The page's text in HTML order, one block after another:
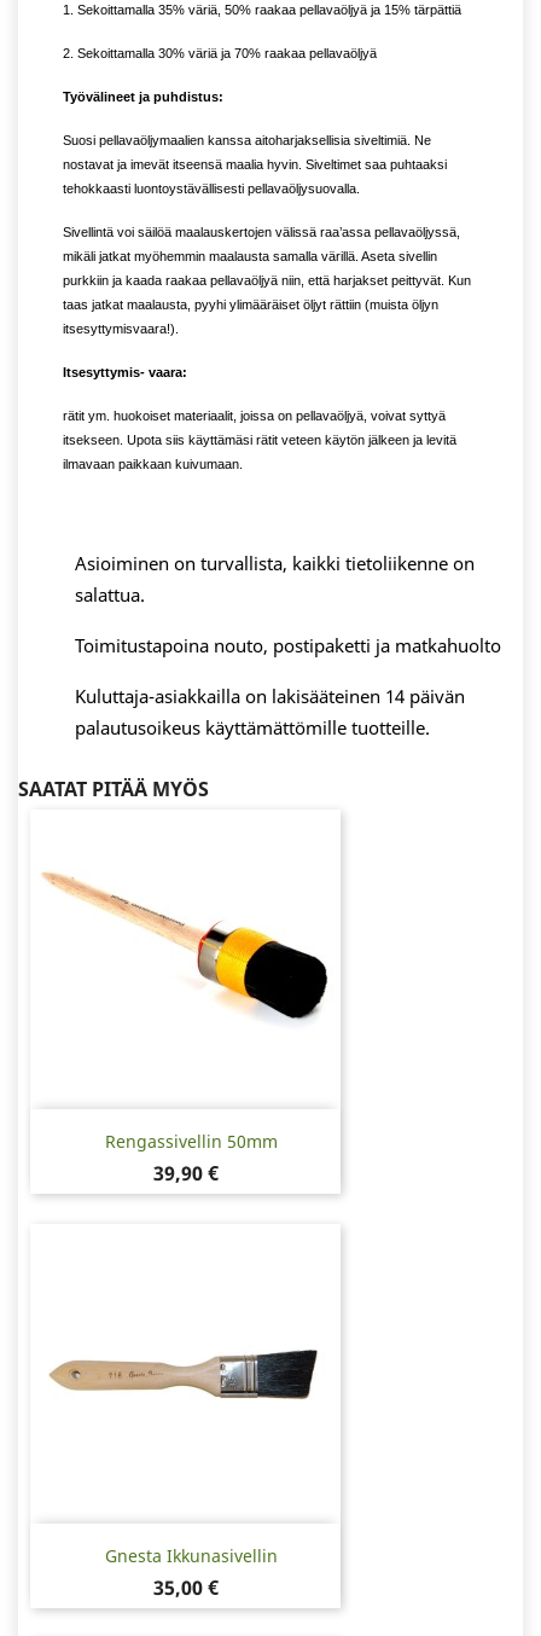
1. Sekoittamalla 35% väriä, 50% raakaa pellavaöljyä ja 15% tärpättiä
2. Sekoittamalla 30% väriä ja 70% raakaa pellavaöljyä
Työvälineet ja puhdistus:
Suosi pellavaöljymaalien kanssa aitoharjaksellisia siveltimiä. Ne
nostavat ja imevät itseensä maalia hyvin. Siveltimet saa puhtaaksi
tehokkaasti luontoystävällisesti pellavaöljysuovalla.
Sivellintä voi säilöä maalauskertojen välissä raa’assa pellavaöljyssä,
mikäli jatkat myöhemmin maalausta samalla värillä. Aseta sivellin
purkkiin ja kaada raakaa pellavaöljyä niin, että harjakset peittyvät. Kun
taas jatkat maalausta, pyyhi ylimääräiset öljyt rättiin (muista öljyn
itsesyttymisvaara!).
Itsesyttymis- vaara:
rätit ym. huokoiset materiaalit, joissa on pellavaöljyä, voivat syttyä
itsekseen. Upota siis käyttämäsi rätit veteen käytön jälkeen ja levitä
ilmavaan paikkaan kuivumaan.
Asioiminen on turvallista, kaikki tietoliikenne on
salattua.
Toimitustapoina nouto, postipaketti ja matkahuolto
Kuluttaja-asiakkailla on lakisääteinen 14 päivän
palautusoikeus käyttämättömille tuotteille.
SAATAT PITÄÄ MYÖS
Rengassivellin 50mm
Hinta
39,90 €
Gnesta Ikkunasivellin
Hinta
35,00 €